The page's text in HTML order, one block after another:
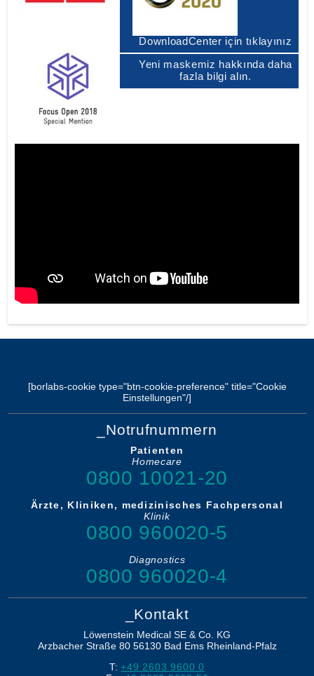
DownloadCenter için tıklayınız
Yeni maskemiz hakkında daha
fazla bilgi alın.
[borlabs-cookie type="btn-cookie-preference" title="Cookie
Einstellungen"/]
_Notrufnummern
Patienten
Homecare
0800 10021-20
Ärzte, Kliniken, medizinisches Fachpersonal
Klinik
0800 960020-5
Diagnostics
0800 960020-4
_Kontakt
Löwenstein Medical SE & Co. KG
Arzbacher Straße 80 56130 Bad Ems Rheinland-Pfalz
T: +49 2603 9600 0